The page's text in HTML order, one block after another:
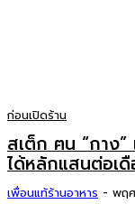
ก่อนเปิดร้าน
สเต็ก ฅน “กาง
ได้หลักแสนต่อเ
เพื่อนแท้ร้านอาหาร - พฤ